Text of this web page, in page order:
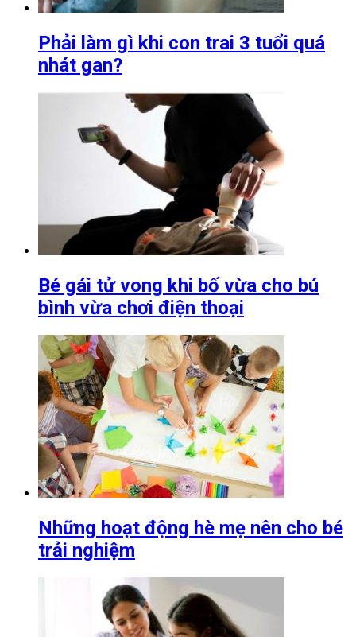
Phải làm gì khi con trai 3 tuổi quá
nhát gan?
Bé gái tử vong khi bố vừa cho bú
bình vừa chơi điện thoại
Những hoạt động hè mẹ nên cho bé
trải nghiệm